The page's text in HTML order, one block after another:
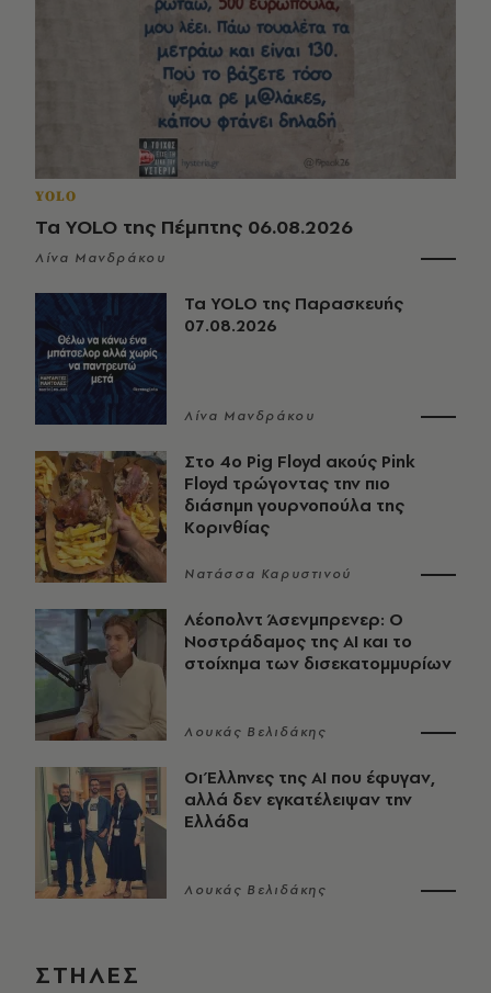
YOLO
Τα YOLO της Πέμπτης 06.08.2026
Λίνα Μανδράκου
Τα YOLO της Παρασκευής
07.08.2026
Λίνα Μανδράκου
Στο 4ο Pig Floyd ακούς Pink
Floyd τρώγοντας την πιο
διάσημη γουρνοπούλα της
Κορινθίας
Νατάσσα Καρυστινού
Λέοπολντ Άσενμπρενερ: Ο
Νοστράδαμος της AI και το
στοίχημα των δισεκατομμυρίων
Λουκάς Βελιδάκης
Οι Έλληνες της ΑΙ που έφυγαν,
αλλά δεν εγκατέλειψαν την
Ελλάδα
Λουκάς Βελιδάκης
ΣΤΗΛΕΣ